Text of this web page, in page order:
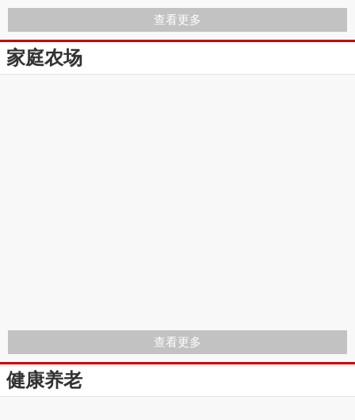
查看更多
家庭农场
查看更多
健康养老